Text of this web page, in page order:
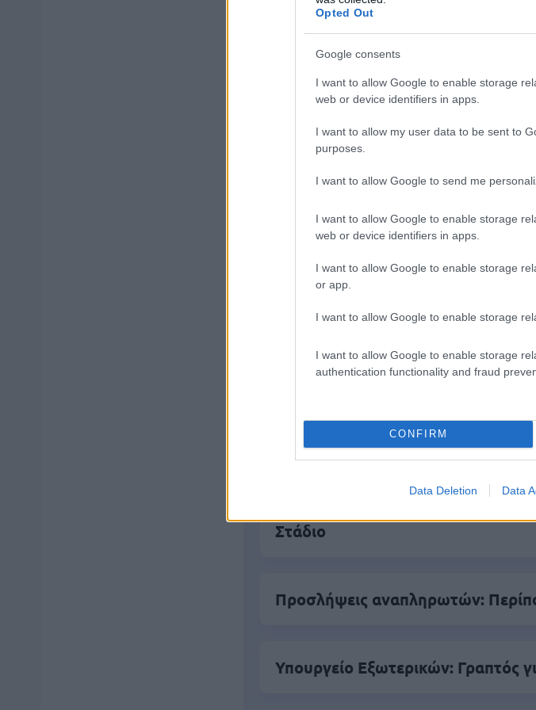
Opted Out
Google consents
I want to allow Google to enable storage
web or device identifiers in apps.
I want to allow my user data to be sent to
purposes.
I want to allow Google to send me
I want to allow Google to enable storage
web or device identifiers in apps.
I want to allow Google to enable storage
or app.
I want to allow Google to enable storage
I want to allow Google to enable storage
authentication functionality and fraud
CONFIRM
Data Deletion Data
ΑΣΕΠ: Πιστοποίηση Αγγλικών σε
ΑΣΕΠ: Εξ αποστάσεως η πιο
μέρες
Μάθε πρώτος όλες τις
Βάλε το proson.gr στα
Δημοφιλείς Ειδήσεις
Ανοικτές 1.779 θέσεις εργασίας
Στάδιο
Προσλήψεις αναπληρωτών:
Υπουργείο Εξωτερικών: Γραπτός